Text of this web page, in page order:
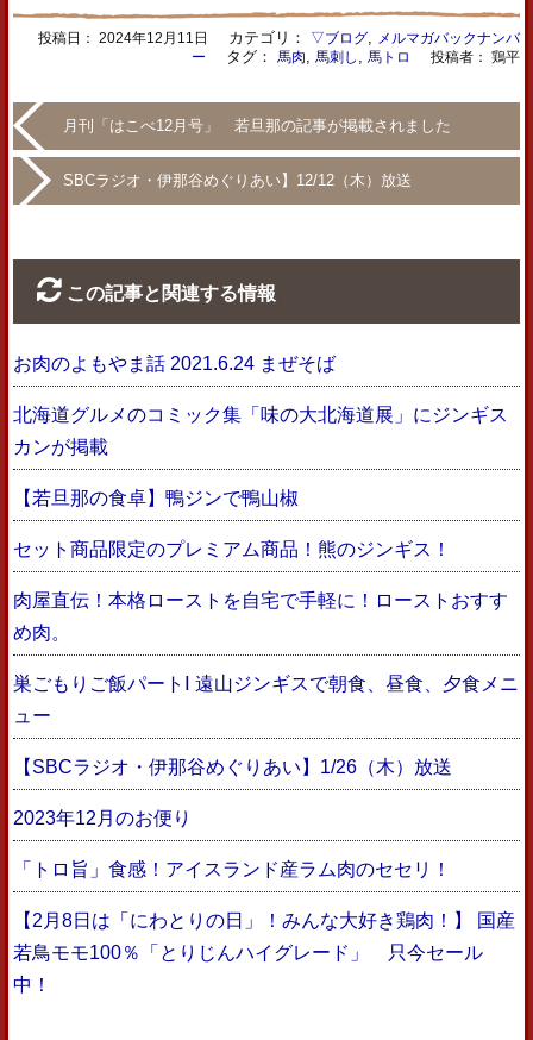
投稿日： 2024年12月11日 カテゴリ： ▽ブログ,
メルマガバックナンバ
ー タグ： 馬肉 馬刺し 馬トロ 投稿者： 鶏平
月刊「はこべ12月号」 若旦那の記事が掲載されました
SBCラジオ・伊那谷めぐりあい】12/12（木）放送
この記事と関連する情報
お肉のよもやま話 2021.6.24 まぜそば
北海道グルメのコミック集「味の大北海道展」にジンギス
カンが掲載
【若旦那の食卓】鴨ジンで鴨山椒
セット商品限定のプレミアム商品！熊のジンギス！
肉屋直伝！本格ローストを自宅で手軽に！ローストおすす
め肉。
巣ごもりご飯パートⅠ 遠山ジンギスで朝食、昼食、夕食メニ
ュー
【SBCラジオ・伊那谷めぐりあい】1/26（木）放送
2023年12月のお便り
「トロ旨」食感！アイスランド産ラム肉のセセリ！
【2月8日は「にわとりの日」！みんな大好き鶏肉！】 国産
若鳥モモ100％「とりじんハイグレード」 只今セール
中！